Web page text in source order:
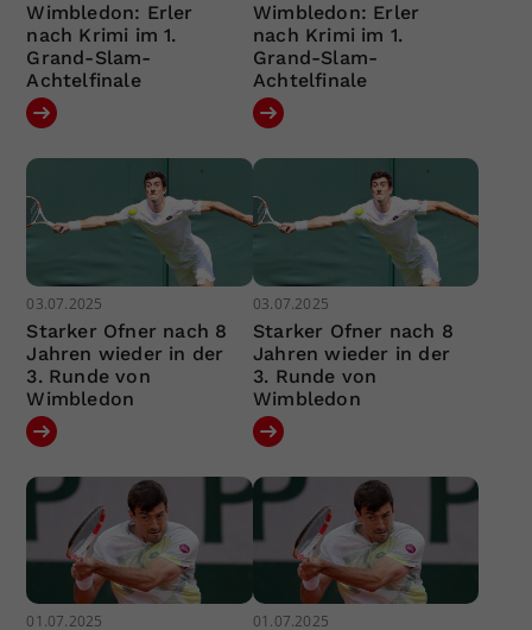
Wimbledon: Erler
nach Krimi im 1.
Grand-Slam-
Achtelfinale
Wimbledon: Erler
nach Krimi im 1.
Grand-Slam-
Achtelfinale
03.07.2025
Starker Ofner nach 8
Jahren wieder in der
3. Runde von
Wimbledon
03.07.2025
Starker Ofner nach 8
Jahren wieder in der
3. Runde von
Wimbledon
01.07.2025 01.07.2025